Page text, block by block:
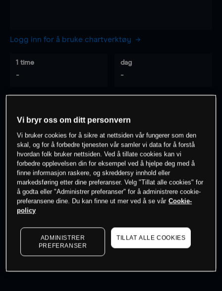
Logg inn for å bruke chartverktøy
1 time
-
dag
-
- -
0% av kunder erpå dette instrumentet
Søk om konto
Kursene er veiledende.Log in
Vi bryr oss om ditt personvern
Vi bruker cookies for å sikre at nettsiden vår fungerer som den
skal, og for å forbedre tjenesten vår samler vi data for å forstå
hvordan folk bruker nettsiden. Ved å tillate cookies kan vi
forbedre opplevelsen din for eksempel ved å hjelpe deg med å
finne informasjon raskere, og skreddersy innhold eller
markedsføring etter dine preferanser. Velg "Tillat alle cookies" for
å godta eller "Administrer preferanser" for å administrere cookie-
preferansene dine. Du kan finne ut mer ved å se vår Cookie-
policy
ADMINISTRER
PREFERANSER
TILLAT ALLE COOKIES